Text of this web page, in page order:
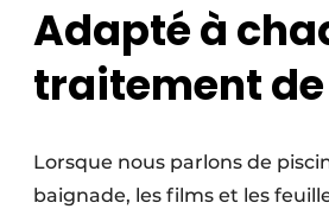
Adapté à
traitement de
Lorsque nous parlons de
baignade, les films et les